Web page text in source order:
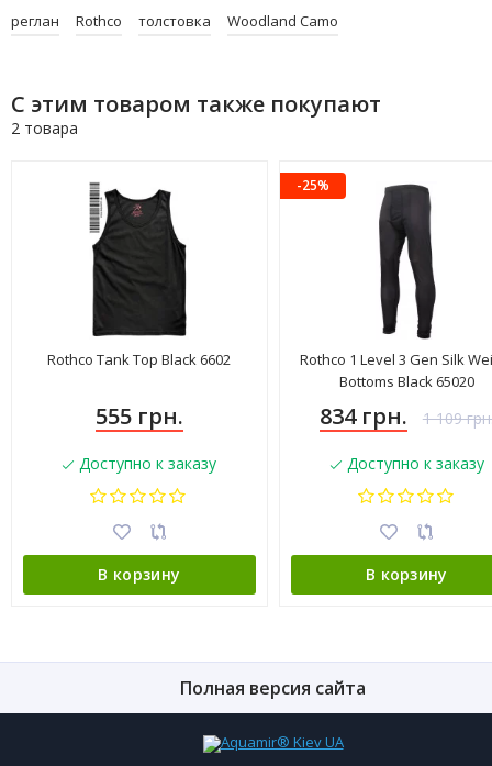
реглан Rothco толстовка Woodland Camo
С этим товаром также покупают
2 товара
Rothco Tank Top Black 6602
555 грн.
Доступно к заказу
В корзину
-25%
Rothco 1 Level 3 Gen Silk
Bottoms Black 65020
834 грн. 1 109
Доступно к заказу
В корзину
Полная версия сайта